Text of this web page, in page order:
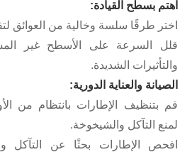
بسطح القيادة:
طرقًا سلسة وخالية من العوائق لتقليل
السرعة على الأسطح غير
الشديدة.
والعناية الدورية:
الإطارات بانتظام من الأوساخ
التآكل والشيخوخة.
الإطارات بحثًا عن التآكل